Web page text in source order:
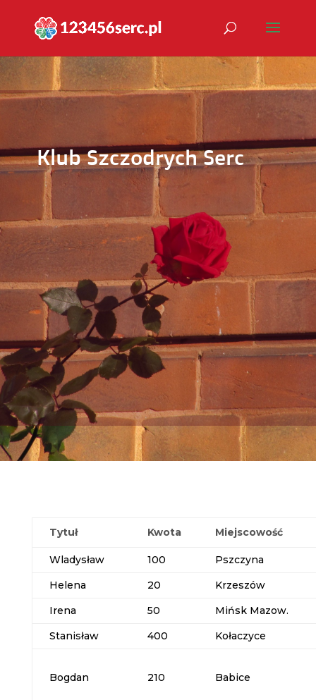
Klub Szczodrych Serc
Tytuł Kwota Miejscowość
Wladysław 100
Pszczyna
Helena
20
Krzeszów
Irena
50
Mińsk Mazow.
Stanisław
400 Kołaczyce
Bogdan 210 Babice